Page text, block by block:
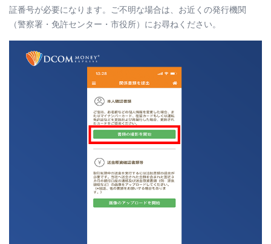
証番号が必要になります。ご不明な場合は、お近くの発行機関
（警察署・免許センター・市役所）にお尋ねください。